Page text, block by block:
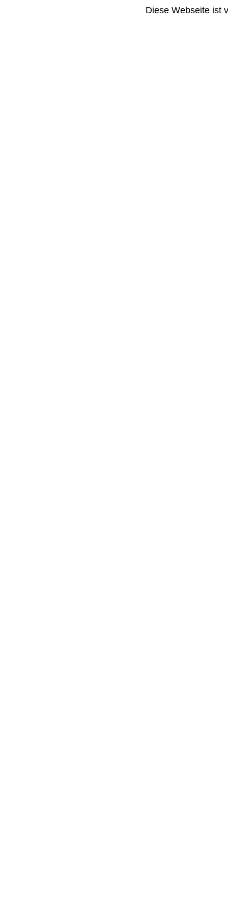
Diese Webseite ist